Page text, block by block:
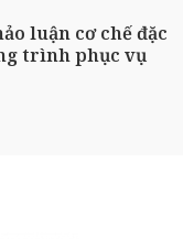
luận cơ chế đặc
trình phục vụ